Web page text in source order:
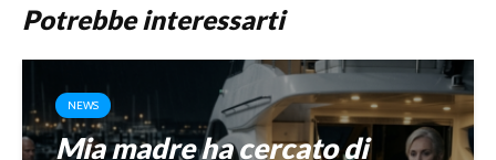
Potrebbe interessarti
NEWS
Mia madre ha cercato di